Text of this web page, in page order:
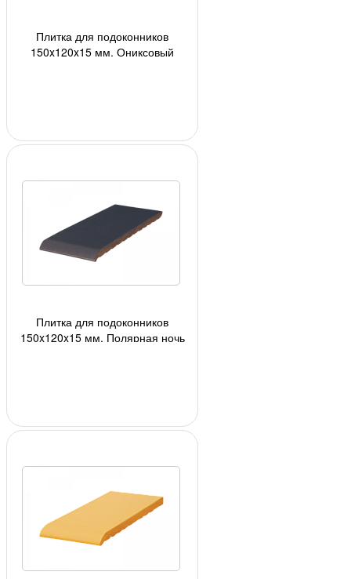
Плитка для подоконников
150x120x15 мм, Ониксовый
Плитка для подоконников
150x120x15 мм, Полярная ночь